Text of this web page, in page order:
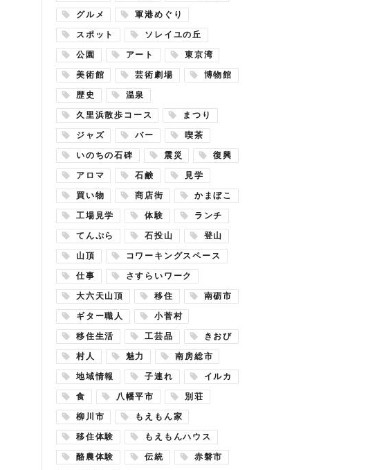
グルメ 軍港めぐり
スポット ソレイユの丘
公園 アート 東京湾
美術館 芸術劇場 博物館
歴史 温泉
久里浜散歩コース まつり
ジャズ バー 喫茶
いのちの石碑 震災 復興
アロマ 石鹸 見学
買い物 商店街 かまぼこ
工場見学 体験 ランチ
てんぷら 石投山 登山
山頂 コワーキングスペース
仕事 さすらいワーク
大六天山頂 移住 南砺市
ギター職人 小菅村
移住生活 工芸品 きおび
村人 魅力 南房総市
地域情報 子連れ イルカ
食 八幡平市 別荘
柳川市 もえもん家
移住体験 もえもんハウス
酪農体験 伝統 赤磐市